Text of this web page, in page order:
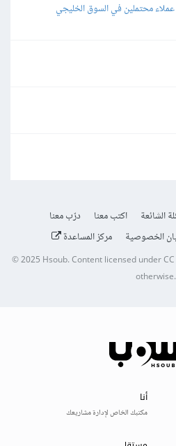
محتملين في السوق الخليجي
الشائعة اكتب معنا
درّب معنا
الخصوصية مركز المساعدة
© 2025 Hsoub.Content licensed under
otherwise.